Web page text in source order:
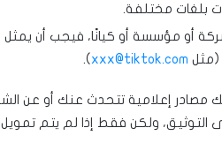
بلغات مختلفة.
أو مؤسسة أو كيانًا، فيجب أن يمثل
(مثل xxx@tiktok.com
).
مصادر إعلامية تتحدث عنك أو عن
ولكن فقط إذا لم يتم تمويل